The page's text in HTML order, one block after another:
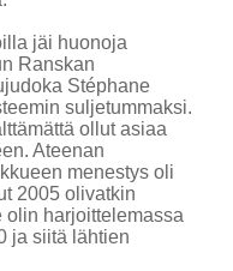
jäi huonoja
Ranskan
Stéphane
suljetummaksi.
ollut asiaa
Ateenan
menestys oli
2005 olivatkin
olin harjoittelemassa
ja siitä lähtien